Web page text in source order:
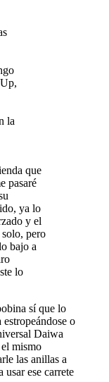
la
que
pasaré
ya lo
y el
pero
bajo a
lo
sí que lo
o
Daiwa
mismo
las anillas a
usar ese carrete